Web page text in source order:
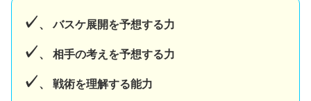
✓、 バスケ展開を予想する力
✓、 相手の考えを予想する力
✓、 戦術を理解する能力